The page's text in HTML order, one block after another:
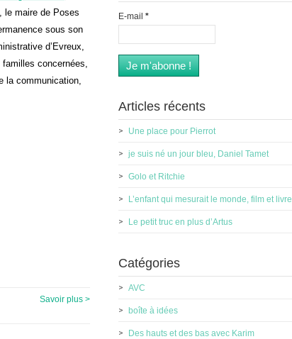
le maire de Poses
sous son
d’Evreux,
concernées,
la communication,
Savoir plus >
E-mail *
Articles récents
Une place pour Pierrot
je suis né un jour bleu, Daniel Tamet
Golo et Ritchie
L’enfant qui mesurait le monde, film et livre
Le petit truc en plus d’Artus
Catégories
AVC
boîte à idées
Des hauts et des bas avec Karim